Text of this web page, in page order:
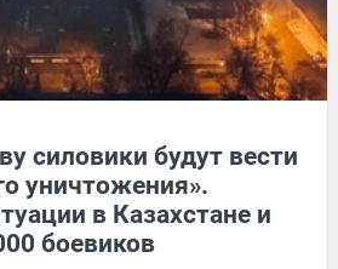
силовики будут вести
уничтожения».
в Казахстане и
боевиков